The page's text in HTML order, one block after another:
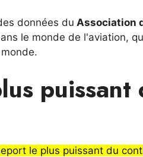
données du Association
le monde de l'aviation,
le plus puissant du